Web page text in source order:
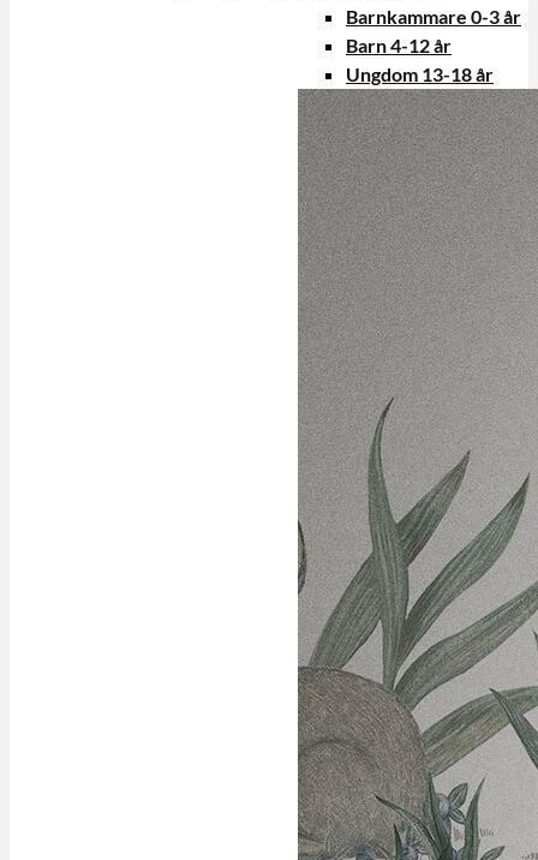
Barnkammare 0-3 år
Barn 4-12 år
Ungdom 13-18 år